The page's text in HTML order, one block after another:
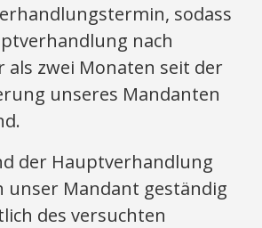
sodass
nach
als zwei Monaten seit der
unseres Mandanten
der Hauptverhandlung
unser Mandant geständig
des versuchten